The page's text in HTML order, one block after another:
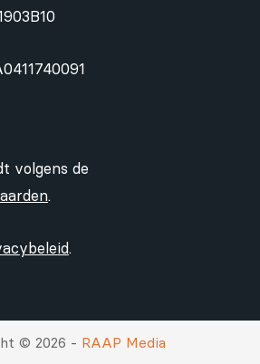
volgens de
.
.
© 2026 - RAAP Media